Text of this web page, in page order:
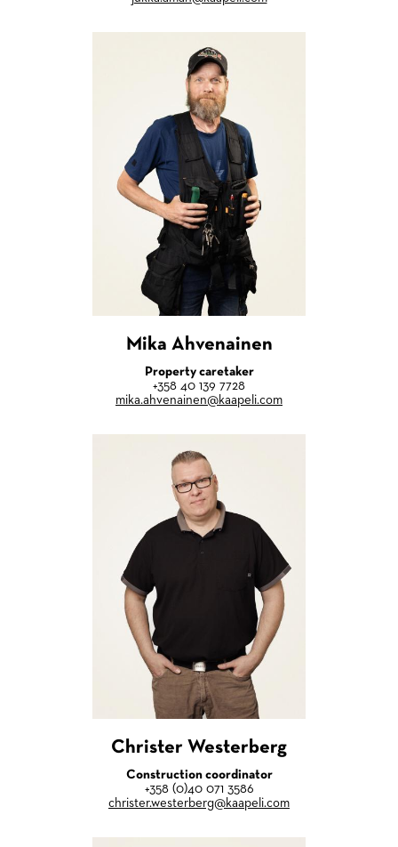
Mika Ahvenainen
Property caretaker
+358 40 139 7728
mika.ahvenainen@kaapeli.com
Christer Westerberg
Construction coordinator
+358 (0)40 071 3586
christer.westerberg@kaapeli.com